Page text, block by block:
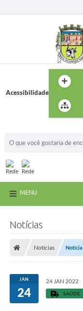
Acessibilidade
MENU
Notícias
Notícias Notícia
JAN
24
24 JAN 2022
SAÚDE